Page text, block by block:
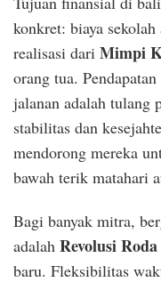
konkret: biaya
realisasi dari Mimpi
orang tua.
jalanan adalah tulang
stabilitas dan
mendorong mereka
bawah terik matahari
Bagi banyak mitra,
adalah Revolusi Roda
baru. Fleksibilitas